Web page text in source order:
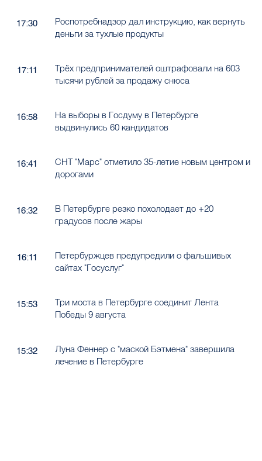
17:30
Роспотребнадзор дал инструкцию, как вернуть
деньги за тухлые продукты
17:11
Трёх предпринимателей оштрафовали на 603
тысячи рублей за продажу снюса
16:58
На выборы в Госдуму в Петербурге
выдвинулись 60 кандидатов
16:41
СНТ "Марс" отметило 35-летие новым центром и
дорогами
16:32
В Петербурге резко похолодает до +20
градусов после жары
16:11
Петербуржцев предупредили о фальшивых
сайтах "Госуслуг"
15:53
Три моста в Петербурге соединит Лента
Победы 9 августа
15:32
Луна Феннер с "маской Бэтмена" завершила
лечение в Петербурге